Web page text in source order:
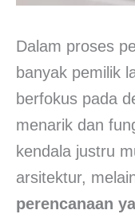
Dalam proses
banyak pemilik
berfokus pada
menarik dan
kendala justru
arsitektur,
perencanaan